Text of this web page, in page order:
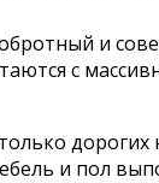
и
с
и пол